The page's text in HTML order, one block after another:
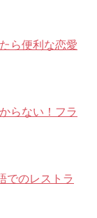
ら便利な恋愛
らない！フラ
でのレストラ